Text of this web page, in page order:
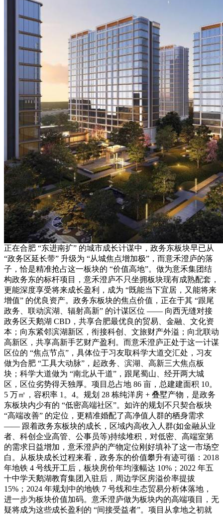
正在合肥 “东进南扩” 的城市成长计谋中，政务东板块早已从
“政务区延长带” 升级为 “从城焦点增加极”，而意禾澄庐的落
子，恰是精准抢占这一板块的 “价值高地”。做为意禾集团结
构政务东的标杆项目，意禾澄庐不只坐拥板块现有成熟配套，
更能深度享受将来成长盈利，成为 “既能当下宜居，又能将来
增值” 的优良资产。政务东板块的焦点价值，正在于其 “跟尾
政务、联动滨湖、辐射高新” 的计谋区位 —— 向西无缝对接
政务区天鹅湖 CBD，共享合肥最优良的贸易、金融、文化资
本；向东紧邻滨湖新区，衔接科创、文旅财产外溢；向北联动
高新区，共享高新手艺财产盈利。而意禾澄庐正处于这一计谋
区位的 “焦点节点”，具体位于习友取科学大道交汇处，习友
做为合肥 “工具大动脉”，起政务、滨湖、高新三大焦点板
块；科学大道做为 “南北从干道”，跟尾蜀山、经开两大城
区，区位劣势得天独厚。项目总占地 86 亩，总建建面积 10。
5 万㎡，容积率 1。4。规划 28 栋纯洋房 + 叠墅产物，是政务
东板块内少有的 “低密高端社区”。如许的规划不只契合板块
“高端改善” 的定位，更精准婚配了高净值人群的栖身需求
—— 跟着政务东板块的成长，区域内高收入人群(如金融从业
者、科创企业高管、公事员等)持续堆积，对低密、高端室第
的需求日益增加，意禾澄庐的产物定位刚好填补了这一市场空
白。从板块成长过程来看，政务东的价值攀升有迹可循：2018
年地铁 4 号线开工后，板块房价年均涨幅达 10%；2022 年五
十中学天鹅湖教育集团入驻后，周边学区房溢价率提拔
15%；2024 年规划中的地铁 7 号线和生态贸易分析体落地，
进一步为板块价值加码。意禾澄庐做为板块内的高端项目，无
疑将成为这些成长盈利的 “间接受益者”。项目从拿地之初就